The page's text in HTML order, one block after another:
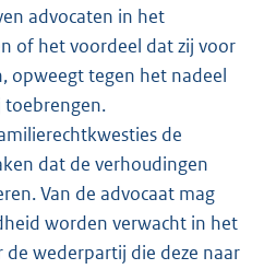
advocaten in het
of het voordeel dat zij voor
opweegt tegen het nadeel
toebrengen.
de
dat de verhoudingen
Van de advocaat mag
worden verwacht in het
wederpartij die deze naar